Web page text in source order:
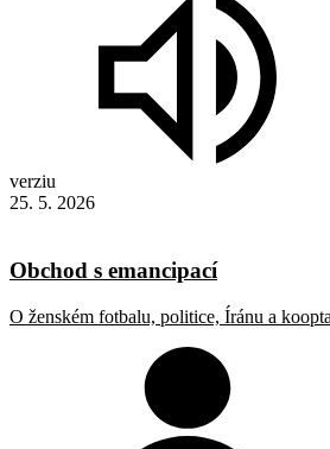
verziu
25. 5. 2026
Obchod s emancipací
O ženském fotbalu, politice, Íránu a